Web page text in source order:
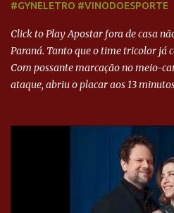
#GYNELETRO #VINODOESPORTE
Click to Play Apostar fora de casa
Paraná. Tanto que o time tricolor já
Com possante marcação no meio-
ataque, abriu o placar aos 13
Paraná ampliou a vantagem aos 21
desviou cruzamento de cabeça e,
direito de Harlei. O goleiro
bola, mas não o suficiente para
Goiás era nulo, tanto que o Paraná